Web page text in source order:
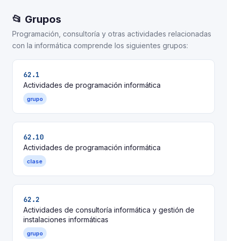
📂 Grupos
Programación, consultoría y otras actividades relacionadas
con la informática comprende los siguientes grupos:
62.1
Actividades de programación informática
grupo
62.10
Actividades de programación informática
clase
62.2
Actividades de consultoría informática y gestión de
instalaciones informáticas
grupo